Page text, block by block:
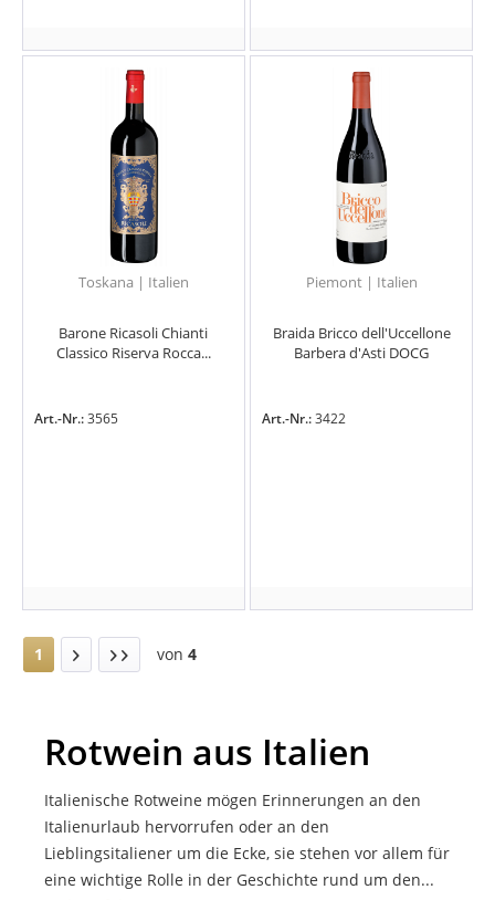
Toskana | Italien
Barone Ricasoli Chianti
Classico Riserva Rocca...
Art.-Nr.:3565
Piemont | Italien
Braida Bricco dell'Uccellone
Barbera d'Asti DOCG
Art.-Nr.:3422
1 von 4
Rotwein aus Italien
Italienische Rotweine mögen Erinnerungen an den
Italienurlaub hervorrufen oder an den
Lieblingsitaliener um die Ecke, sie stehen vor allem für
eine wichtige Rolle in der Geschichte rund um den...